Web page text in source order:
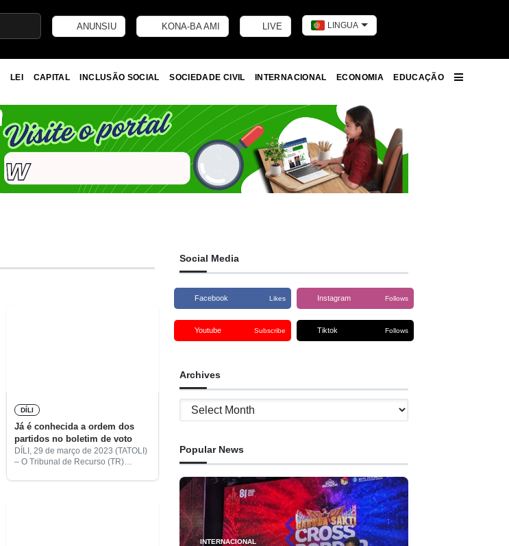
ANUNSIU KONA-BA AMI LIVE LINGUA
LEI CAPITAL INCLUSÃO SOCIAL SOCIEDADE CIVIL INTERNACIONAL ECONOMIA
EDUCAÇÃO
DÍLI
Já é conhecida a ordem dos
partidos no boletim de voto
DÍLI, 29 de março de 2023 (TATOLI)
– O Tribunal de Recurso (TR)
Social Media
Facebook Likes Instagram Follows
Youtube Subscribe Tiktok Follows
Archives
Archives
Popular News
INTERNACIONAL